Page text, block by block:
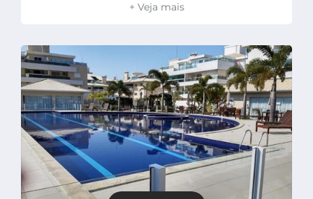
+ Veja mais